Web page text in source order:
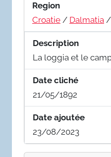
Region
Croatie / Dalmatia /
Description
La loggia et le
Date cliché
21/05/1892
Date ajoutée
23/08/2023